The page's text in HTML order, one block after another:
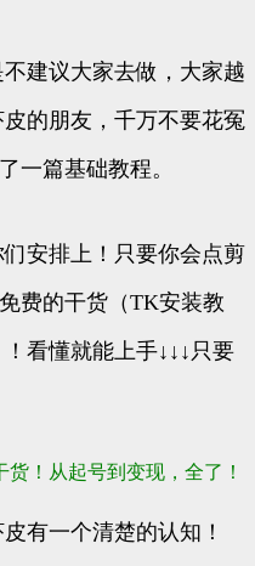
建议大家去做，大家越
的朋友，千万不要花冤
一篇基础教程。
安排上！只要你会点剪
费的干货（TK安装教
看懂就能上手↓↓↓只要
货！从起号到变现，全了！
有一个清楚的认知！